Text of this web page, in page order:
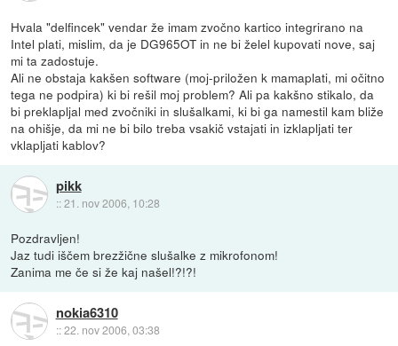
Hvala "delfincek" vendar že imam zvočno kartico integrirano na
Intel plati, mislim, da je DG965OT in ne bi želel kupovati nove, saj
mi ta zadostuje.
Ali ne obstaja kakšen software (moj-priložen k mamaplati, mi očitno
tega ne podpira) ki bi rešil moj problem? Ali pa kakšno stikalo, da
bi preklapljal med zvočniki in slušalkami, ki bi ga namestil kam bliže
na ohišje, da mi ne bi bilo treba vsakič vstajati in izklapljati ter
vklapljati kablov?
pikk
::21. nov 2006, 10:28
Pozdravljen!
Jaz tudi iščem brezžične slušalke z mikrofonom!
Zanima me če si že kaj našel!?!?!
nokia6310
::22. nov 2006, 03:38